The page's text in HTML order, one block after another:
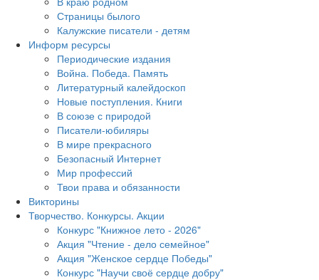
Страницы былого
Калужские писатели - детям
Информ ресурсы
Периодические издания
Война. Победа. Память
Литературный калейдоскоп
Новые поступления. Книги
В союзе с природой
Писатели-юбиляры
В мире прекрасного
Безопасный Интернет
Мир профессий
Твои права и обязанности
Викторины
Творчество. Конкурсы. Акции
Конкурс "Книжное лето - 2026"
Акция "Чтение - дело семейное"
Акция "Женское сердце Победы"
Конкурс "Научи своё сердце добру"